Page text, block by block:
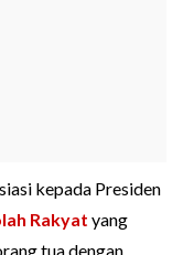
kepada Presiden
Rakyat yang
tua dengan